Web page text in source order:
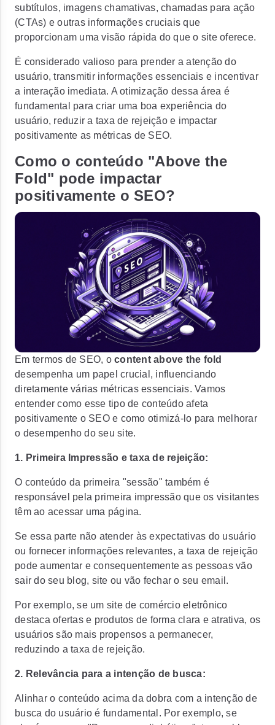
subtítulos, imagens chamativas, chamadas para ação
(CTAs) e outras informações cruciais que
proporcionam uma visão rápida do que o site oferece.
É considerado valioso para prender a atenção do
usuário, transmitir informações essenciais e incentivar
a interação imediata. A otimização dessa área é
fundamental para criar uma boa experiência do
usuário, reduzir a taxa de rejeição e impactar
positivamente as métricas de SEO.
Como o conteúdo "Above the
Fold" pode impactar
positivamente o SEO?
Em termos de SEO, ocontent above the fold
desempenha um papel crucial, influenciando
diretamente várias métricas essenciais. Vamos
entender como esse tipo de conteúdo afeta
positivamente o SEO e como otimizá-lo para melhorar
o desempenho do seu site.
1. Primeira Impressão e taxa de rejeição:
O conteúdo da primeira "sessão" também é
responsável pela primeira impressão que os visitantes
têm ao acessar uma página.
Se essa parte não atender às expectativas do usuário
ou fornecer informações relevantes, a taxa de rejeição
pode aumentar e consequentemente as pessoas vão
sair do seu blog, site ou vão fechar o seu email.
Por exemplo, se um site de comércio eletrônico
destaca ofertas e produtos de forma clara e atrativa, os
usuários são mais propensos a permanecer,
reduzindo a taxa de rejeição.
2. Relevância para a intenção de busca:
Alinhar o conteúdo acima da dobra com a intenção de
busca do usuário é fundamental. Por exemplo, se